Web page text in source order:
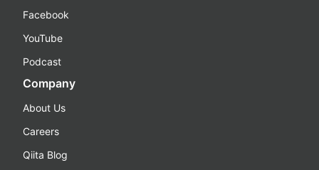
Facebook
YouTube
Podcast
Company
About Us
Careers
Qiita Blog